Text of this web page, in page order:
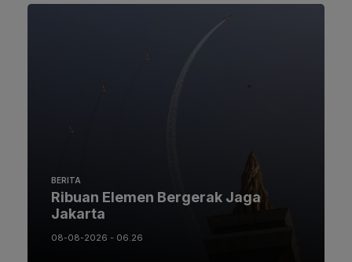
BERITA
Ribuan Elemen Bergerak Jaga
Jakarta
08-08-2026 - 06.26